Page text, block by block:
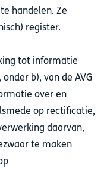
handelen. Ze
register.
tot informatie
b), van de AVG
over en
op rectificatie,
daarvan,
te maken